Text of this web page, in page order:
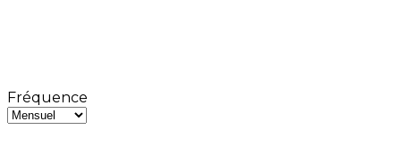
Fréquence